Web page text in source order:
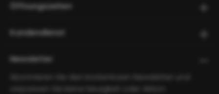
Öffnungszeiten
Kundendienst
Newsletter